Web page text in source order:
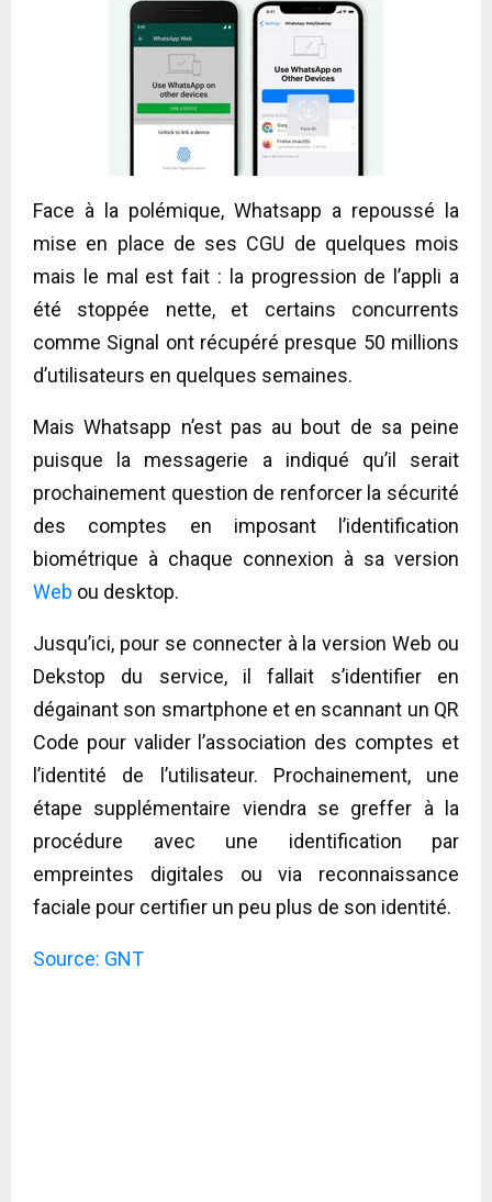
Face à la polémique, Whatsapp a repoussé la
mise en place de ses CGU de quelques mois
mais le mal est fait : la progression de l’appli a
été stoppée nette, et certains concurrents
comme Signal ont récupéré presque 50 millions
d’utilisateurs en quelques semaines.
Mais Whatsapp n’est pas au bout de sa peine
puisque la messagerie a indiqué qu’il serait
prochainement question de renforcer la sécurité
des comptes en imposant l’identification
biométrique à chaque connexion à sa version
Web ou desktop.
Jusqu’ici, pour se connecter à la version Web ou
Dekstop du service, il fallait s’identifier en
dégainant son smartphone et en scannant un QR
Code pour valider l’association des comptes et
l’identité de l’utilisateur. Prochainement, une
étape supplémentaire viendra se greffer à la
procédure avec une identification par
empreintes digitales ou via reconnaissance
faciale pour certifier un peu plus de son identité.
Source: GNT